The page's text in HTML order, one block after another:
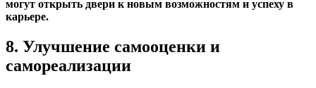
могут открыть двери к новым возможностям и успеху в
карьере.
8. Улучшение самооценки и
самореализации